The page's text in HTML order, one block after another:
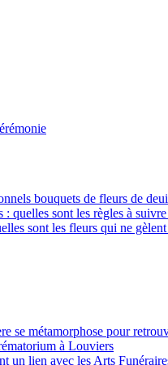
bouquets de fleurs de
quelles sont les règles à
sont les fleurs qui ne gèlent
se métamorphose pour
à Louviers
un lien avec les Arts